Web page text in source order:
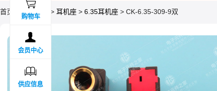
首页 > 分类目录 > 耳机座 > 6.35耳机座 > CK-6.35-309-9双

购物车

会员中心

供应信息